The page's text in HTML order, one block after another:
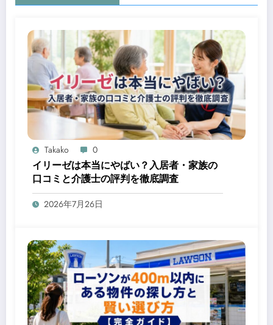
Takako 0
イリーゼは本当にやばい？入居者・家族の
口コミと介護士の評判を徹底調査
2026年7月26日